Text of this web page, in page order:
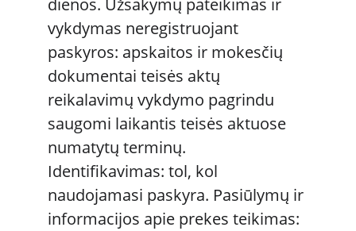
dienos. Užsakymų pateikimas ir
vykdymas neregistruojant
paskyros: apskaitos ir mokesčių
dokumentai teisės aktų
reikalavimų vykdymo pagrindu
saugomi laikantis teisės aktuose
numatytų terminų.
Identifikavimas: tol, kol
naudojamasi paskyra. Pasiūlymų ir
informacijos apie prekes teikimas: